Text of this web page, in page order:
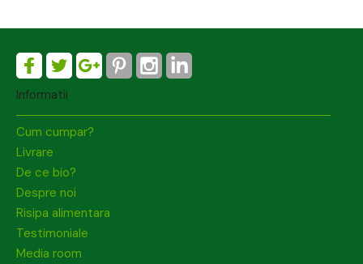
Informatii
Cum cumpar?
Livrare
De ce bio?
Despre noi
Risipa alimentara
Testimoniale
Media room